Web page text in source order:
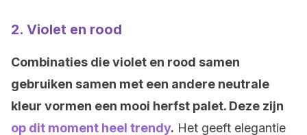
2. Violet en rood
Combinaties die violet en rood samen
gebruiken samen met een andere neutrale
kleur vormen een mooi herfst palet. Deze zijn
op dit moment heel trendy. Het geeft elegantie